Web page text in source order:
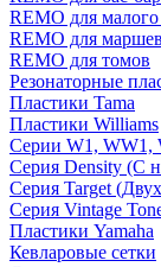
REMO для малого
REMO для
REMO для томов
Резонаторные
Пластики Tama
Пластики Williams
Серии W1, WW1,
Серия Density (C
Серия Target
Серия Vintage
Пластики Yamaha
Кевларовые сетки